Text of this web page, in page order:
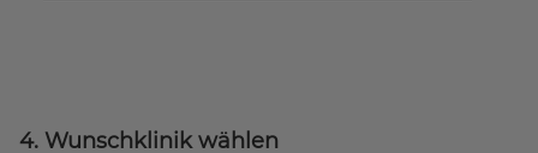
4. Wunschklinik wählen